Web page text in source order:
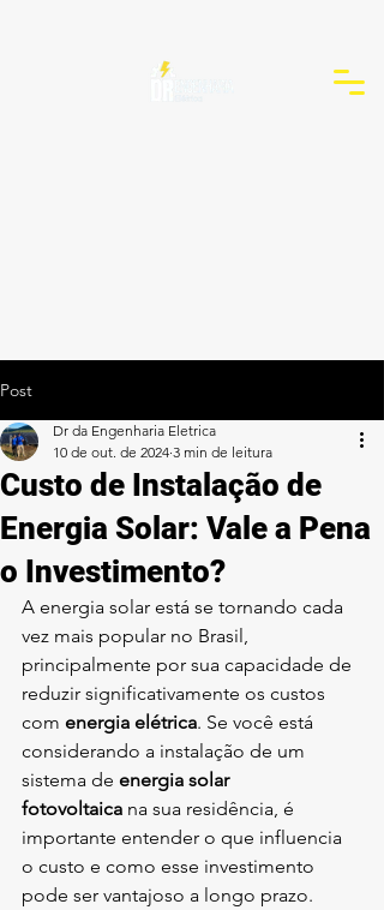
Post
Custo de Instalação de
Energia Solar: Vale a Pena
o Investimento?
Dr da Engenharia Eletrica
10 de out. de 2024 3 min de leitura
A energia solar está se tornando cada
vez mais popular no Brasil,
principalmente por sua capacidade de
reduzir significativamente os custos
com energia elétrica. Se você está
considerando a instalação de um
sistema de energia solar
fotovoltaica na sua residência, é
importante entender o que influencia
o custo e como esse investimento
pode ser vantajoso a longo prazo.